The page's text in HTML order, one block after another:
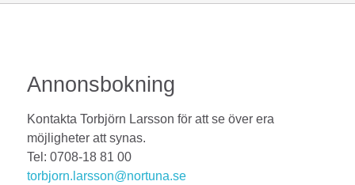
Annonsbokning
Kontakta Torbjörn Larsson för att se över era
möjligheter att synas.
Tel: 0708-18 81 00
torbjorn.larsson@nortuna.se